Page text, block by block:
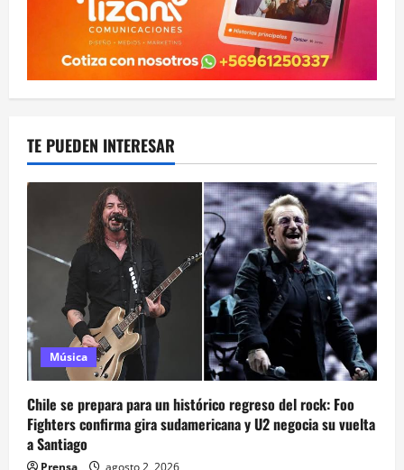
TE PUEDEN INTERESAR
Música
Chile se prepara para un histórico regreso del rock: Foo
Fighters confirma gira sudamericana y U2 negocia su vuelta
a Santiago